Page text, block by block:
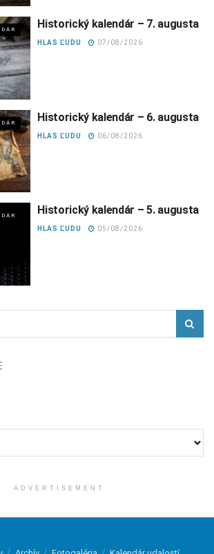
Historický kalendár – 7. augusta
HLAS ĽUDU 07/08/2026
Historický kalendár – 6. augusta
HLAS ĽUDU 06/08/2026
Historický kalendár – 5. augusta
HLAS ĽUDU 05/08/2026
ADVERTISEMENT